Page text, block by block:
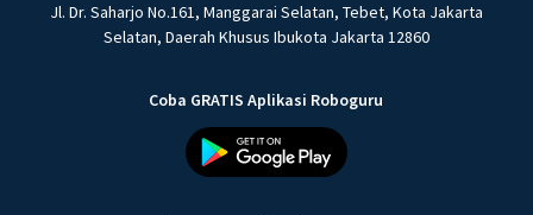
Jl. Dr. Saharjo No.161, Manggarai Selatan, Tebet, Kota Jakarta
Selatan, Daerah Khusus Ibukota Jakarta 12860
Coba GRATIS Aplikasi Roboguru